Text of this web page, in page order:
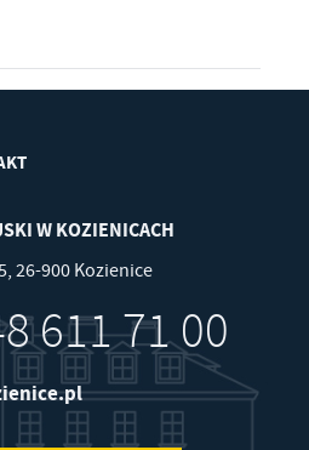
W KOZIENICACH
26-900 Kozienice
611 71 00